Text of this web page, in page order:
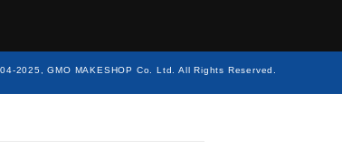
2025, GMO MAKESHOP Co. Ltd. All Rights Reserved.